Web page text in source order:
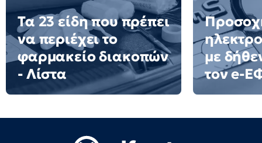
Τα 23 είδη που πρέπει
να περιέχει το
φαρμακείο διακοπών
- Λίστα
με
τον e-